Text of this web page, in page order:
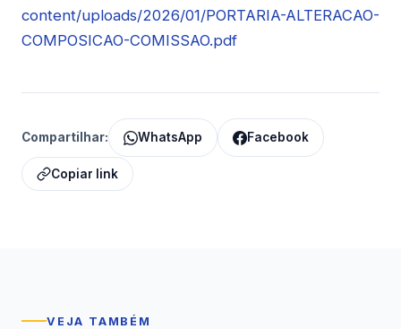
content/uploads/2026/01/PORTARIA-ALTERACAO-
COMPOSICAO-COMISSAO.pdf
Compartilhar: WhatsApp Facebook
Copiar link
VEJA TAMBÉM